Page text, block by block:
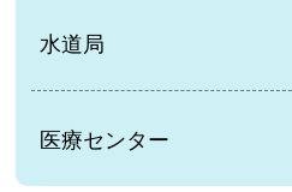
水道局
医療センター